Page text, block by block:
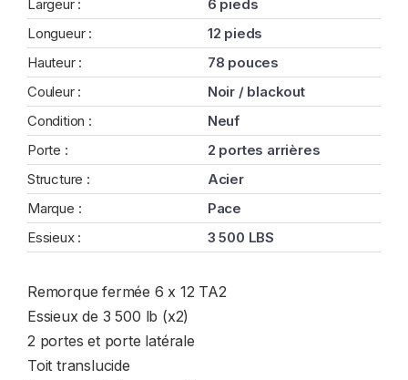
Largeur :
6 pieds
Longueur :
12 pieds
Hauteur :
78 pouces
Couleur :
Noir / blackout
Condition :
Neuf
Porte :
2 portes arrières
Structure :
Acier
Marque :
Pace
Essieux :
3 500 LBS
Remorque fermée 6 x 12 TA2
Essieux de 3 500 lb (x2)
2 portes et porte latérale
Toit translucide